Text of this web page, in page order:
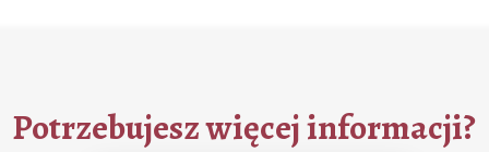
Potrzebujesz więcej informacji?